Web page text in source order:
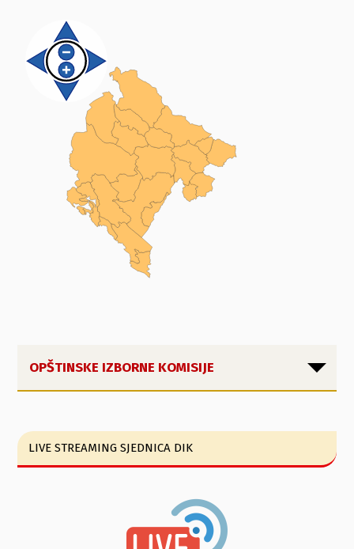
OPŠTINSKE IZBORNE KOMISIJE
LIVE STREAMING SJEDNICA DIK